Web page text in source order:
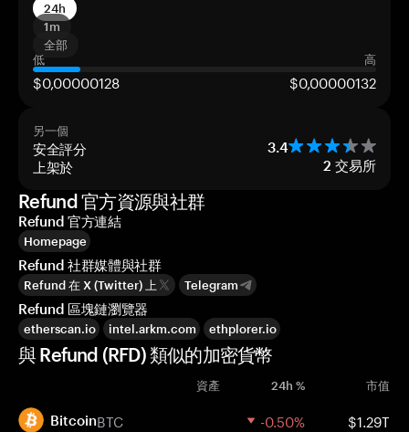
24h
1m
全部
低
高
$0,00000128 $0,00000132
另一個
安全評分 3.4
上架於 2 交易所
Refund 官方資源與社群
Refund 官方連結
Homepage
Refund 社群媒體與社群
Refund 在 X (Twitter) 上 Telegram
Refund 區塊鏈瀏覽器
etherscan.io intel.arkm.com ethplorer.io
與 Refund (RFD) 類似的加密貨幣
資產 24h % 市值
BitcoinBTC -0.50% $1.29T